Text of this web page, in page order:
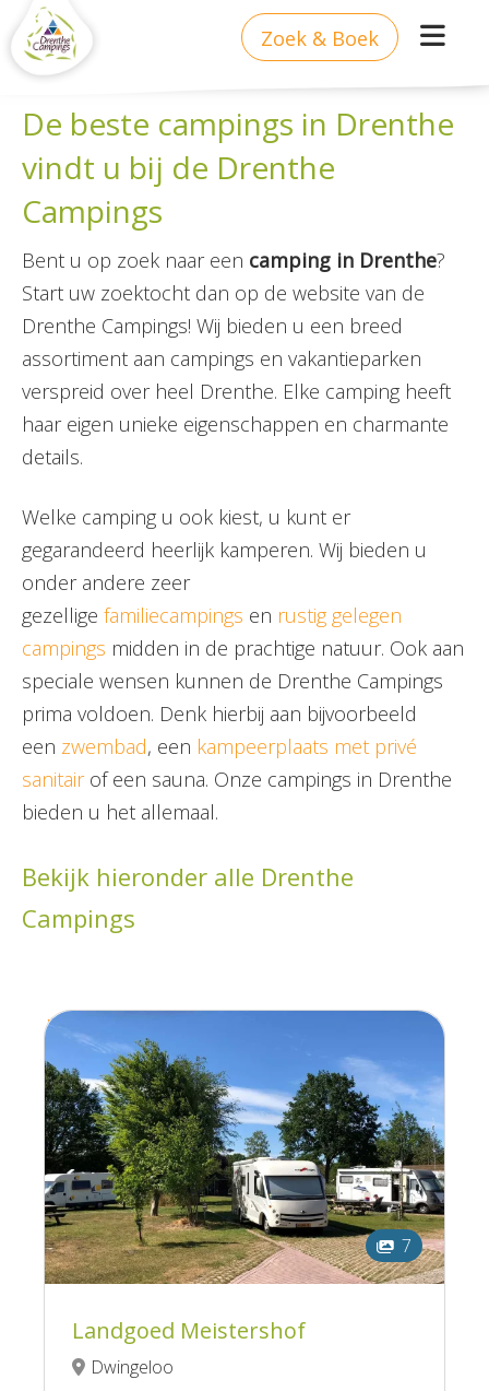
Zoek & Boek
De beste campings in Drenthe
vindt u bij de Drenthe
Campings
Bent u op zoek naar een camping in Drenthe?
Start uw zoektocht dan op de website van de
Drenthe Campings! Wij bieden u een breed
assortiment aan campings en vakantieparken
verspreid over heel Drenthe. Elke camping heeft
haar eigen unieke eigenschappen en charmante
details.
Welke camping u ook kiest, u kunt er
gegarandeerd heerlijk kamperen. Wij bieden u
onder andere zeer
gezellige familiecampings en rustig gelegen
campings midden in de prachtige natuur. Ook aan
speciale wensen kunnen de Drenthe Campings
prima voldoen. Denk hierbij aan bijvoorbeeld
een zwembad, een kampeerplaats met privé
sanitairof een sauna. Onze campings in Drenthe
bieden u het allemaal.
Bekijk hieronder alle Drenthe
Campings
7
Landgoed Meistershof
Dwingeloo